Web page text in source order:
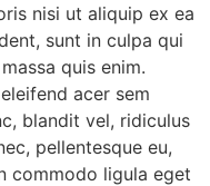
nisi ut aliquip ex ea
sunt in culpa qui
quis enim.
acer sem
blandit vel, ridiculus
pellentesque eu,
commodo ligula eget